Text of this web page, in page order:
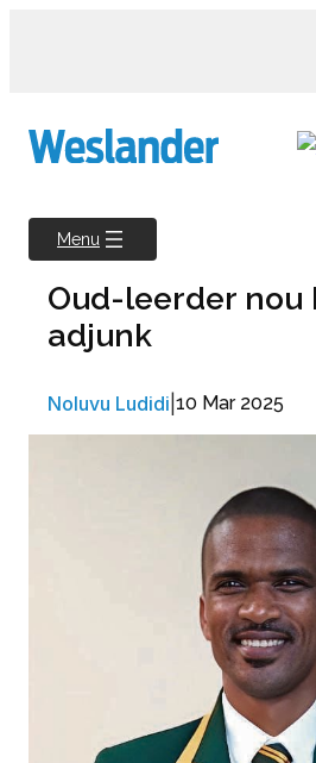
Menu
Oud-leerder nou
adjunk
Noluvu Ludidi 10 Mar 2025